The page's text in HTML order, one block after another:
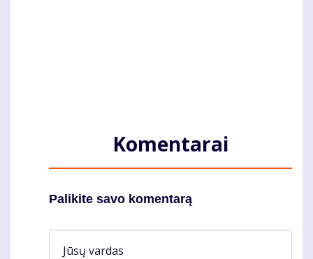
Komentarai
Palikite savo komentarą
Jūsų vardas